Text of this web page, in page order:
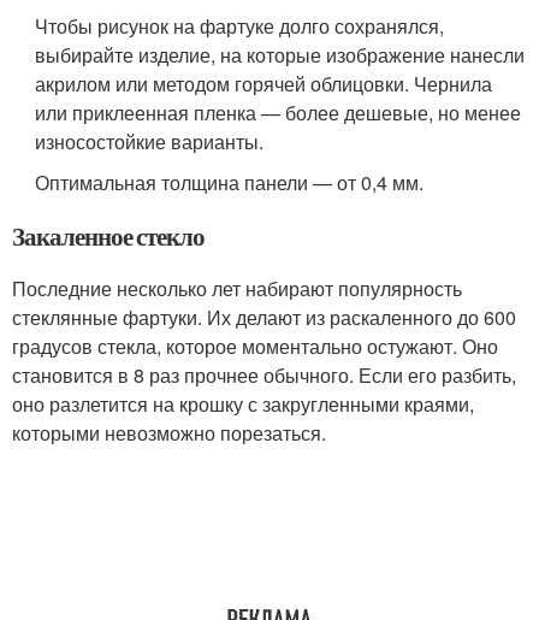
Чтобы рисунок на фартуке долго сохранялся,
выбирайте изделие, на которые изображение нанесли
акрилом или методом горячей облицовки. Чернила
или приклеенная пленка — более дешевые, но менее
износостойкие варианты.
Оптимальная толщина панели — от 0,4 мм.
Закаленное стекло
Последние несколько лет набирают популярность
стеклянные фартуки. Их делают из раскаленного до 600
градусов стекла, которое моментально остужают. Оно
становится в 8 раз прочнее обычного. Если его разбить,
оно разлетится на крошку с закругленными краями,
которыми невозможно порезаться.